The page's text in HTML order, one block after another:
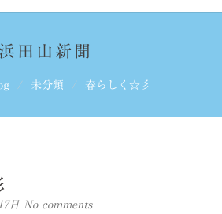
浜田山新聞
未分類 春らしく☆彡
日 No comments